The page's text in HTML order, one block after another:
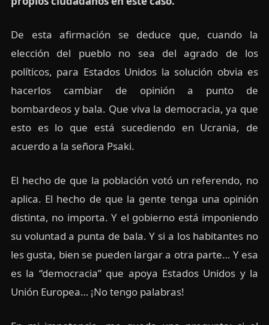
De esta afirmación se deduce que, cuando la
elección del pueblo no sea del agrado de los
políticos, para Estados Unidos la solución obvia es
hacerlos cambiar de opinión a punto de
bombardeos y bala. Que viva la democracia, ya que
esto es lo que está sucediendo en Ucrania, de
acuerdo a la señora Psaki.
El hecho de que la población votó un referendo, no
aplica. El hecho de que la gente tenga una opinión
distinta, no importa. Y el gobierno está imponiendo
su voluntad a punta de bala. Y si a los habitantes no
les gusta, bien se pueden largar a otra parte… Y esa
es la “democracia” que apoya Estados Unidos y la
Unión Europea… ¡No tengo palabras!